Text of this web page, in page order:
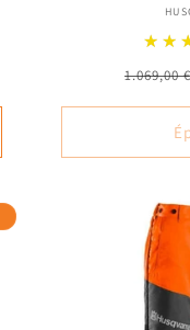
Prix
1.069,00 €